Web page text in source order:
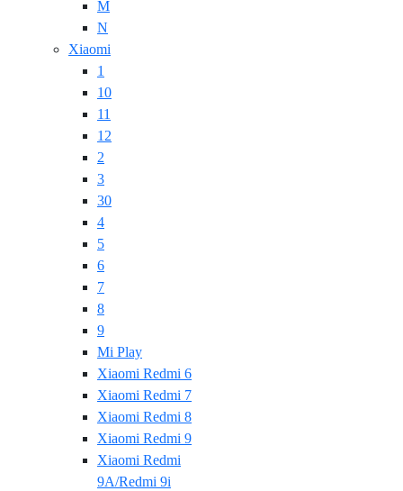
M
N
Xiaomi
1
10
11
12
2
3
30
4
5
6
7
8
9
Mi Play
Xiaomi Redmi 6
Xiaomi Redmi 7
Xiaomi Redmi 8
Xiaomi Redmi 9
Xiaomi Redmi
9A/Redmi 9i